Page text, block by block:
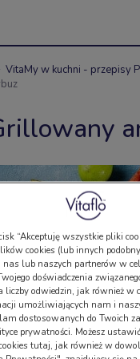
VitaMy w kuchni - przepisy
“Akceptuję wszystkie pliki
cookies (lub innych
nas lub naszych partnerów w
doświadczenia
liczby odwiedzin, jak również w
umożliwiających nam i
dostosowanych do Twoich
prywatności. Możesz
tutaj, jak również w